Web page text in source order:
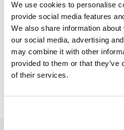
We use cookies to personalise
provide social media features
We also share information
our social media, advertising
may combine it with other
provided to them or that
of their services.
Lieu: Gent, Oost-Vlaanderen
Type : Interne Vacatures Travail
ga je projectmatig aan de slag in
binnen het domein van Soft HR
werving&selectie, onboarding,
sourcing…).